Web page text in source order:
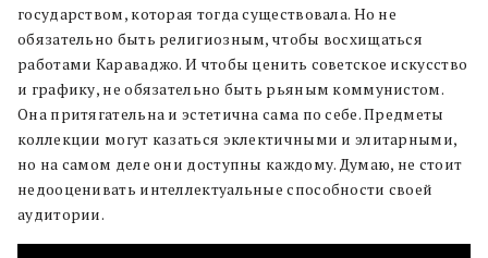
государством, которая тогда существовала. Но не
обязательно быть религиозным, чтобы восхищаться
работами Караваджо. И чтобы ценить советское искусство
и графику, не обязательно быть рьяным коммунистом.
Она притягательна и эстетична сама по себе. Предметы
коллекции могут казаться эклектичными и элитарными,
но на самом деле они доступны каждому. Думаю, не стоит
недооценивать интеллектуальные способности своей
аудитории.